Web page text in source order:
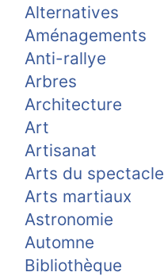
Alternatives
Aménagements
Anti-rallye
Arbres
Architecture
Art
Artisanat
Arts du spectacle
Arts martiaux
Astronomie
Automne
Bibliothèque